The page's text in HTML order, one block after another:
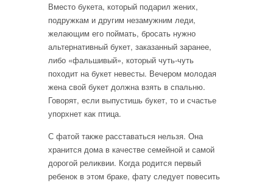
Вместо букета, который подарил жених,
подружкам и другим незамужним леди,
желающим его поймать, бросать нужно
альтернативный букет, заказанный заранее,
либо «фальшивый», который чуть-чуть
походит на букет невесты. Вечером молодая
жена свой букет должна взять в спальню.
Говорят, если выпустишь букет, то и счастье
упорхнет как птица.
С фатой также расставаться нельзя. Она
хранится дома в качестве семейной и самой
дорогой реликвии. Когда родится первый
ребенок в этом браке, фату следует повесить